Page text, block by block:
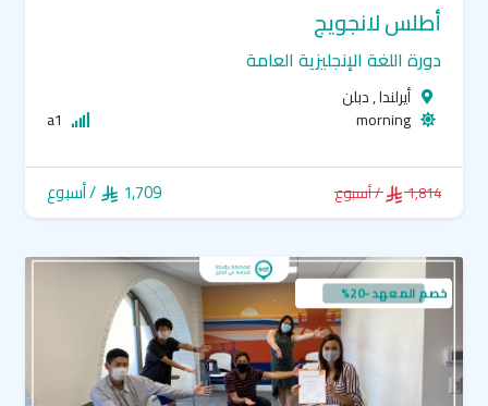
أطلس لانجويج
دورة اللغة الإنجليزية العامة
أيرلندا , دبلن
1,814 / أسبوع 1,709 / أسبوع
خصم المعهد -20%